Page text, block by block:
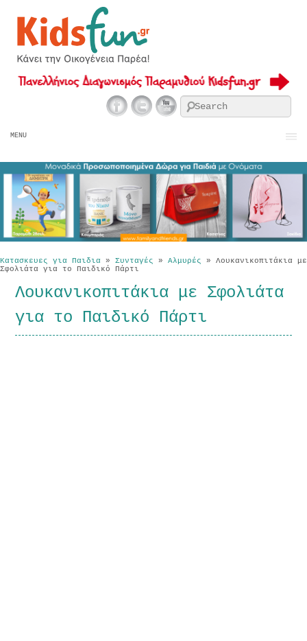
MENU
Κατασκευες για Παιδια » Συνταγές » Αλμυρές » Λουκανικοπιτάκια με
Σφολιάτα για το Παιδικό Πάρτι
Λουκανικοπιτάκια με Σφολιάτα
για το Παιδικό Πάρτι